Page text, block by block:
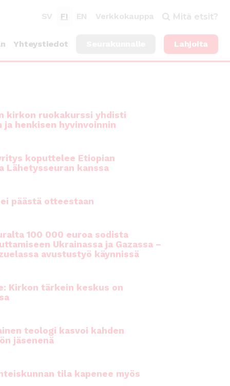
SV FI EN Verkkokauppa Mitä etsit?
Yhteystiedot Lahjoita
kirkon ruokakurssi yhdisti
ja henkisen hyvinvoinnin
koputtelee Etiopian
Lähetysseuran kanssa
päästä otteestaan
100 000 euroa sodista
Ukrainassa ja Gazassa –
avustustyö käynnissä
Kirkon tärkein keskus on
teologi kasvoi kahden
jäsenenä
tila kapenee myös